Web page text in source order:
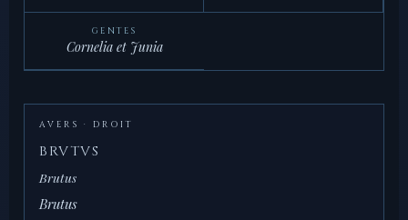
GENTES
Cornelia et Junia
AVERS · DROIT
BRVTVS
Brutus
Brutus